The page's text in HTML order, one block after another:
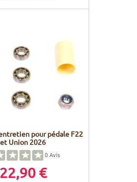
pour pédale F22
et Union 2026
0Avis
22,90 €